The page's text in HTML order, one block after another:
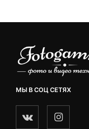
МЫ В СОЦ СЕТЯХ